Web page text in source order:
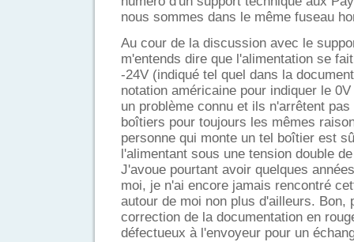
nous sommes dans le même fuseau
Au cour de la discussion avec le
m'entends dire que l'alimentation se
-24V (indiqué tel quel dans la
notation américaine pour indiquer le
un problème connu et ils n'arrêtent
boîtiers pour toujours les mêmes
personne qui monte un tel boîtier est
l'alimentant sous une tension double
J'avoue pourtant avoir quelques
moi, je n'ai encore jamais rencontré
autour de moi non plus d'ailleurs. Bon,
correction de la documentation en
défectueux à l'envoyeur pour un